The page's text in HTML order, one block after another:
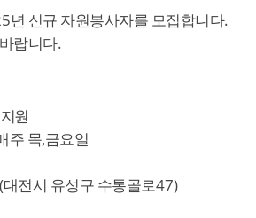
년 신규 자원봉사자를 모집합니다.
랍니다.
원
주 목,금요일
대전시 유성구 수통골로47)